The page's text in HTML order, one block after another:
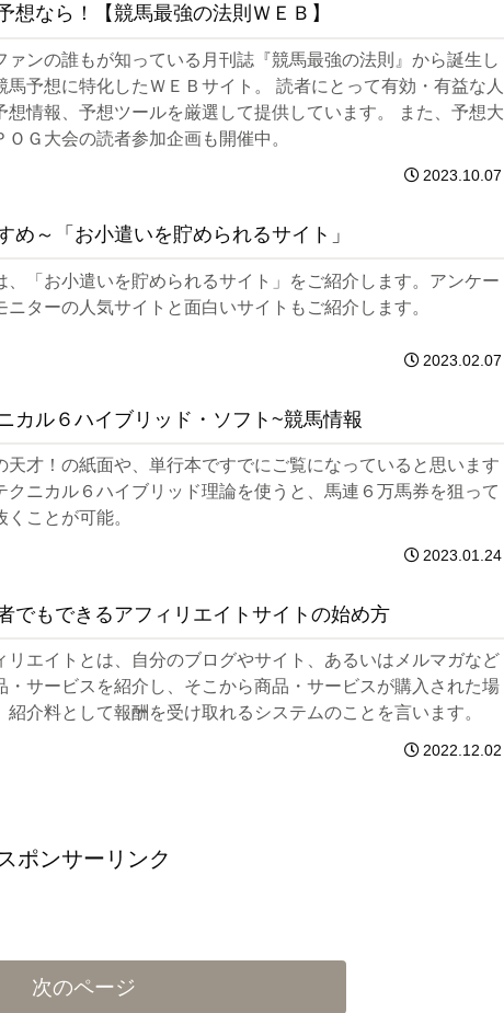
想なら！【競馬最強の法則ＷＥＢ】
ァンの誰もが知っている月刊誌『競馬最強の法則』から誕生し
馬予想に特化したＷＥＢサイト。 読者にとって有効・有益な人
想情報、予想ツールを厳選して提供しています。 また、予想大
ＯＧ大会の読者参加企画も開催中。
2023.10.07
め～「お小遣いを貯められるサイト」
、「お小遣いを貯められるサイト」をご紹介します。アンケー
ニターの人気サイトと面白いサイトもご紹介します。
2023.02.07
カル６ハイブリッド・ソフト~競馬情報
天才！の紙面や、単行本ですでにご覧になっていると思います
クニカル６ハイブリッド理論を使うと、馬連６万馬券を狙って
くことが可能。
2023.01.24
でもできるアフィリエイトサイトの始め方
リエイトとは、自分のブログやサイト、あるいはメルマガなど
・サービスを紹介し、そこから商品・サービスが購入された場
紹介料として報酬を受け取れるシステムのことを言います。
2022.12.02
スポンサーリンク
次のページ